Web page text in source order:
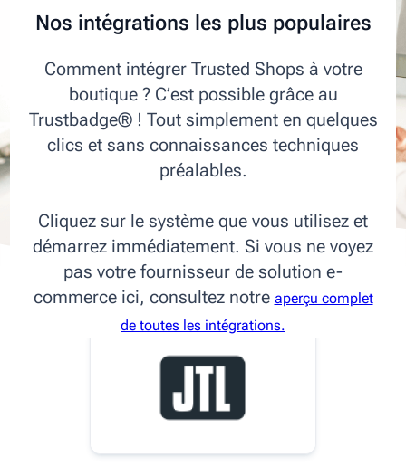
Nos intégrations les plus populaires
Comment intégrer Trusted Shops à votre
boutique ? C’est possible grâce au
Trustbadge® ! Tout simplement en quelques
clics et sans connaissances techniques
préalables.
Cliquez sur le système que vous utilisez et
démarrez immédiatement. Si vous ne voyez
pas votre fournisseur de solution e-
commerce ici, consultez notre aperçu complet
de toutes les intégrations.